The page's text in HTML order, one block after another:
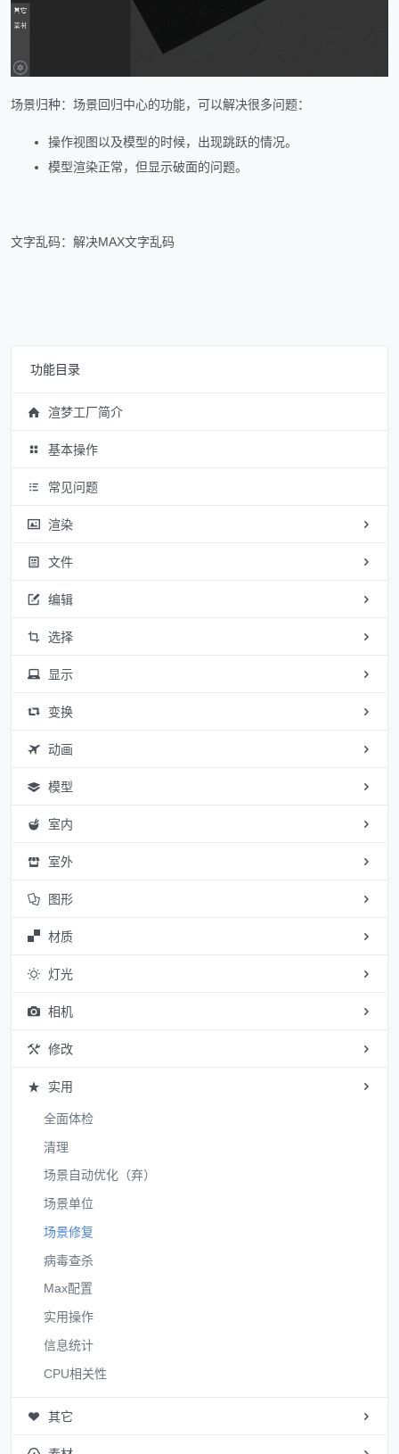
场景归种：场景回归中心的功能，可以解决很多问题：
操作视图以及模型的时候，出现跳跃的情况。
模型渲染正常，但显示破面的问题。
文字乱码：解决MAX文字乱码
功能目录
渲梦工厂简介
基本操作
常见问题
渲染
文件
编辑
选择
显示
变换
动画
模型
室内
室外
图形
材质
灯光
相机
修改
实用
全面体检
清理
场景自动优化（弃）
场景单位
场景修复
病毒查杀
Max配置
实用操作
信息统计
CPU相关性
其它